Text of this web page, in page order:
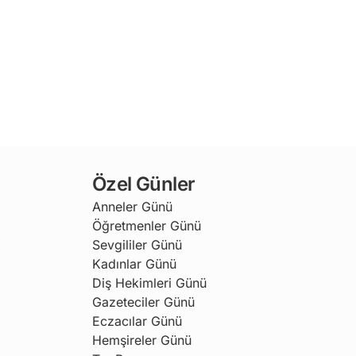
Özel Günler
Anneler Günü
Öğretmenler Günü
Sevgililer Günü
Kadınlar Günü
Diş Hekimleri Günü
Gazeteciler Günü
Eczacılar Günü
Hemşireler Günü